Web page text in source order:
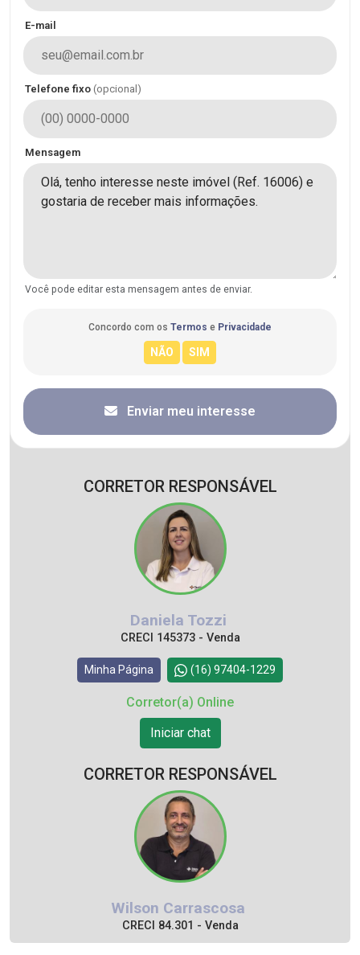
E-mail
Telefone fixo (opcional)
Mensagem
Você pode editar esta mensagem antes de enviar.
Concordo com os Termos e Privacidade
Enviar meu interesse
CORRETOR RESPONSÁVEL
Daniela Tozzi
CRECI 145373 - Venda
Minha Página (16) 97404-1229
Corretor(a) Online
Iniciar chat
CORRETOR RESPONSÁVEL
Wilson Carrascosa
CRECI 84.301 - Venda